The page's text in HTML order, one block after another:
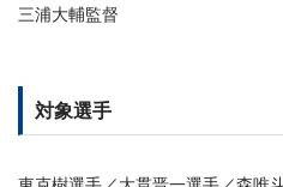
三浦大輔監督
対象選手